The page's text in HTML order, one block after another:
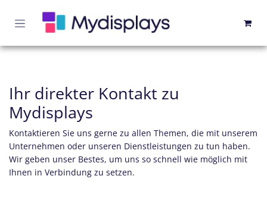
Ihr direkter Kontakt zu
Mydisplays
Kontaktieren Sie uns gerne zu allen Themen, die mit unserem
Unternehmen oder unseren Dienstleistungen zu tun haben.
Wir geben unser Bestes, um uns so schnell wie möglich mit
Ihnen in Verbindung zu setzen.